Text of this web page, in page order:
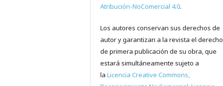
Atribución-NoComercial 4.0.
Los autores conservan sus derechos de
autor y garantizan a la revista el derecho
de primera publicación de su obra, que
estará simultáneamente sujeto a
laLicencia Creative Commons,